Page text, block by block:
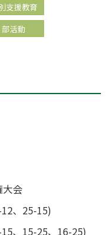
支援教育
部活動
大会
、25-15)
、15-25、16-25)